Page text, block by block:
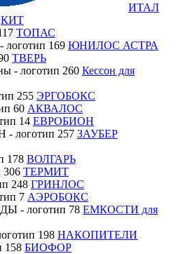
ИТАЛ
КИТ
ТОПАС
ЮНИЛОС АСТРА
ТВЕРЬ
Кессон для
ЭРГОБОКС
АКВАЛОС
ЕВРОБИОН
ЗАУБЕР
ВОЛГАРЬ
ТЕРМИТ
ГРИНЛОС
АЭРОБОКС
ЕМКОСТИ для
НАКОПИТЕЛИ
БИОФОР